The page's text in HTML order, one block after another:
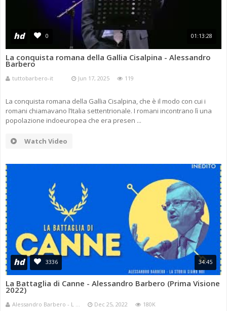
hd 0 01:13:28
La conquista romana della Gallia Cisalpina - Alessandro
Barbero
tuttobarbero-it Jun 17, 2025 119
La conquista romana della Gallia Cisalpina, che è il modo con cui i
romani chiamavano l’Italia settentrionale. I romani incontrano lì una
popolazione indoeuropea che era presen ...
Watch Video
hd 3336 34:45
La Battaglia di Canne - Alessandro Barbero (Prima Visione
2022)
Alessandro Barbero - L ... Dec 25, 2022 180K